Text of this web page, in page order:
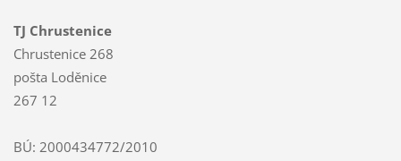
TJ Chrustenice
Chrustenice 268
pošta Loděnice
267 12
BÚ: 2000434772/2010